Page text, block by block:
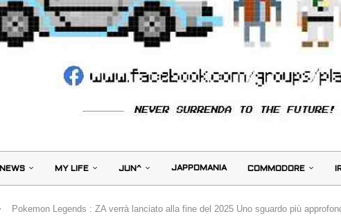
NEWS MY LIFE JUN^ JAPPOMANIA COMMODORE
Pokemon Legends : ZA verrà lanciato alla fine del 2025 Uno sguardo più